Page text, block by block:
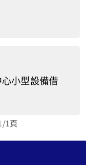
小型設備借
/1頁